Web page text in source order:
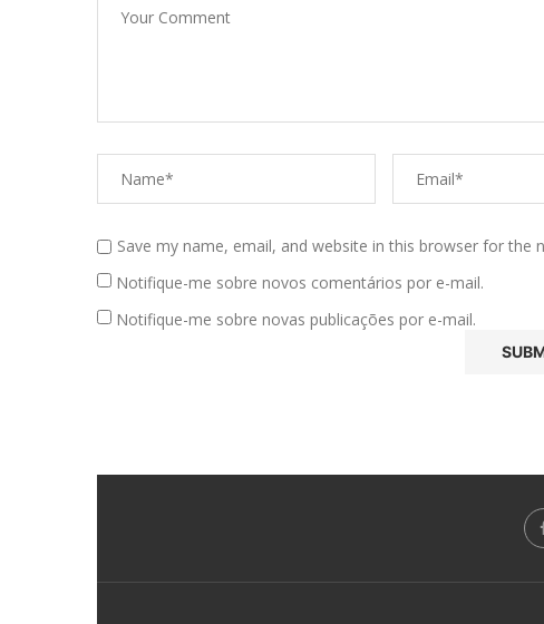
Save my name, email, and website in this browser for the
Notifique-me sobre novos comentários por e-mail.
Notifique-me sobre novas publicações por e-mail.